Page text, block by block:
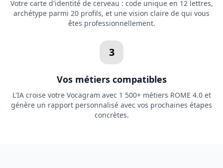
Votre carte d'identité de cerveau : code unique en 12 lettres,
archétype parmi 20 profils, et une vision claire de qui vous
êtes professionnellement.
3
Vos métiers compatibles
L'IA croise votre Vocagram avec 1 500+ métiers ROME 4.0 et
génère un rapport personnalisé avec vos prochaines étapes
concrètes.